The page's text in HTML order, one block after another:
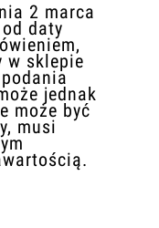
2 marca
daty
w sklepie
jednak
może być
musi